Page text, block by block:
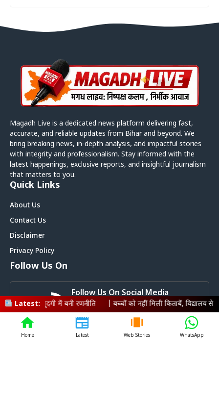
Latest:
में बनी रणनीति |बच्चों को नहीं मिली किताबें, विद्यालय से पुस्तकें हटाने का
Magadh Live is a dedicated news platform delivering fast,
accurate, and reliable updates from Bihar and beyond. We
bring breaking news, in-depth analysis, and impactful stories
with integrity and professionalism. Stay informed with the
latest happenings, exclusive reports, and insightful journalism
that matters to you.
Quick Links
About Us
Contact Us
Disclaimer
Privacy Policy
Follow Us On
Follow Us On Social Media
Get Latest Update On Social Media
Home Latest Web Stories WhatsApp